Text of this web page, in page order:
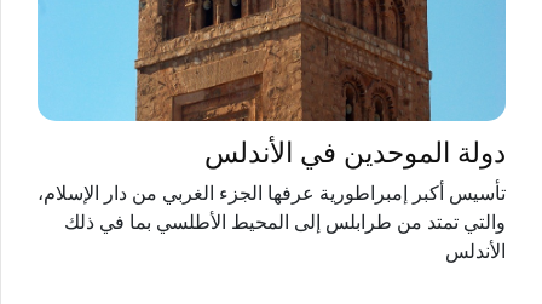
دولة الموحدين في الأندلس
تأسيس أكبر إمبراطورية عرفها الجزء الغربي من دار الإسلام،
والتي تمتد من طرابلس إلى المحيط الأطلسي بما في ذلك
الأندلس